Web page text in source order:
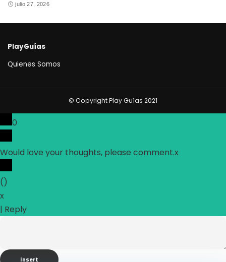
julio 27, 2026
PlayGuías
Quienes Somos
© Copyright Play Guías 2021
0
Would love your thoughts, please comment.x
()
x
| Reply
Insert